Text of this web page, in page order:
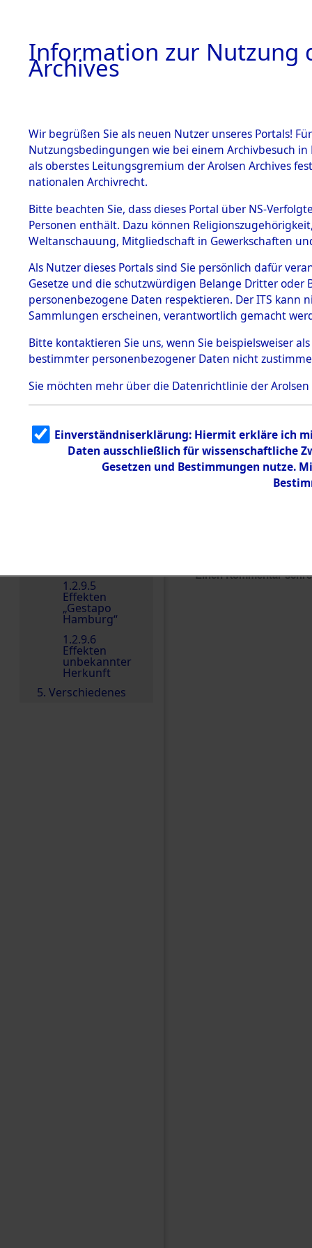
BESTÄNDE
1.
Inhaftierungsdoku
mente
1.2.9 Beim ITS
Effekten
1.2.9.1
Effekten aus
dem KZ
Dachau
1.2.9.2
Effekten aus
dem KZ
Bayerisches
1.2.9.3
Effekten aus
dem KZ
Neuengamm
1.2.9.5
Effekten
„Gestapo
Hamburg“
1.2.9.6
Effekten
unbekannter
Herkunft
5. Verschiedenes
0004
Einen Kommentar
Information zur Nutzung
Archives
Wir begrüßen Sie als neuen Nutzer unseres Portals!
Nutzungsbedingungen wie bei einem Archivbesuch
als oberstes Leitungsgremium der Arolsen Archives
nationalen Archivrecht.
Bitte beachten Sie, dass dieses Portal über NS-
Personen enthält. Dazu können
Weltanschauung, Mitgliedschaft in Gewerkschaften
Als Nutzer dieses Portals sind Sie persönlich dafür
Gesetze und die schutzwürdigen Belange Dritter
personenbezogene Daten respektieren. Der ITS
Sammlungen erscheinen, verantwortlich gemacht
Bitte kontaktieren Sie uns, wenn Sie beispielsweiser
bestimmter personenbezogener Daten nicht
Sie möchten mehr über die Datenrichtlinie der Arolsen
Einverständniserklärung: Hiermit erkläre ich
Daten ausschließlich für wissenschaftliche
Gesetzen und Bestimmungen nutze.